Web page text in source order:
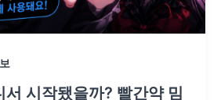
서 시작됐을까? 빨간약 밈